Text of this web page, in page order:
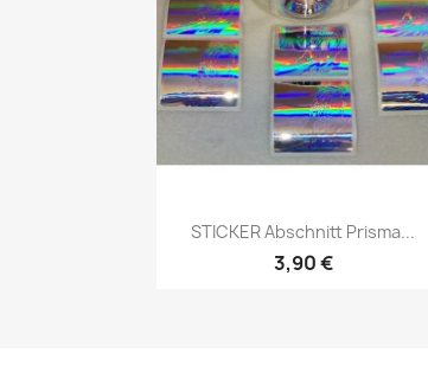
STICKER Abschnitt Prisma...
3,90 €